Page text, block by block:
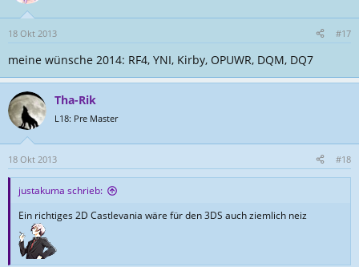
18 Okt 2013 #17
meine wünsche 2014: RF4, YNI, Kirby, OPUWR, DQM, DQ7
Tha-Rik
L18: Pre Master
18 Okt 2013 #18
justakuma schrieb:
Ein richtiges 2D Castlevania wäre für den 3DS auch ziemlich neiz